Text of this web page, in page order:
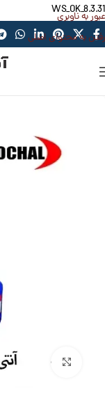
WS_OK_8.3.31
عبور به ناوبری
رفتن به محتوای اصلی
بزرگنمایی تصویر